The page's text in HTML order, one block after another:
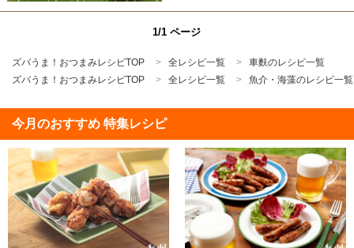
1/1 ページ
ズバうま！おつまみレシピTOP 全レシピ一覧
車麩のレシピ一覧
ズバうま！おつまみレシピTOP
全レシピ一覧 魚介・海藻のレシピ一覧
今月のおすすめ 特集レシピ